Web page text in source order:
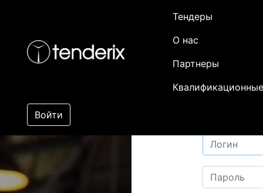
Тендеры
О нас
Партнеры
Войти